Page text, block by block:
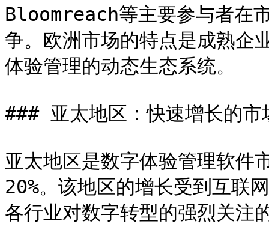
Bloomreach等主要参与者在
争。欧洲市场的特点是成熟企
体验管理的动态生态系统。
### 亚太地区：快速增长的市
亚太地区是数字体验管理软件
20%。该地区的增长受到互联
各行业对数字转型的强烈关注